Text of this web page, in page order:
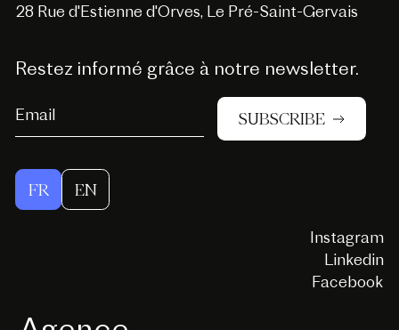
28 Rue d'Estienne d'Orves, Le Pré-Saint-Gervais
Restez informé grâce à notre newsletter.
SUBSCRIBE
FR EN
Instagram
Linkedin
Facebook